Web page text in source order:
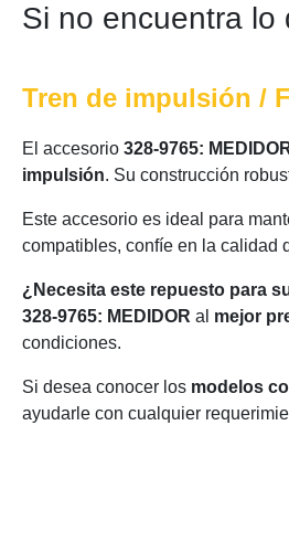
Si no encuentra lo
Tren de impulsión /
El accesorio 328-9765:
impulsión. Su construcción
Este accesorio es ideal para
compatibles, confíe en la calidad
¿Necesita este repuesto para
328-9765: MEDIDOR al mejor
condiciones.
Si desea conocer los modelos
ayudarle con cualquier